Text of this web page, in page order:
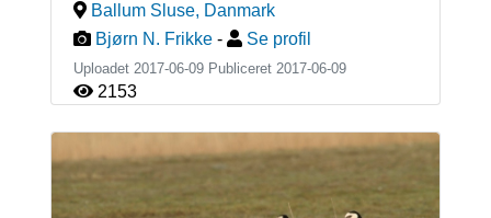
Ballum Sluse, Danmark
Bjørn N. Frikke - Se profil
Uploadet 2017-06-09 Publiceret 2017-06-09
2153